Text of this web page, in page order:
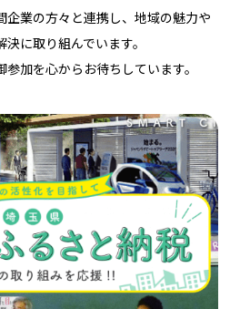
業の方々と連携し、 地域の魅力や
に取り組んでいます。
加を心からお待ちしています。